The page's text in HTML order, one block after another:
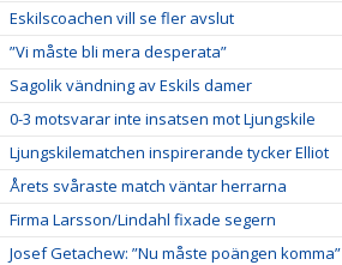
Eskilscoachen vill se fler avslut
”Vi måste bli mera desperata”
Sagolik vändning av Eskils damer
0-3 motsvarar inte insatsen mot Ljungskile
Ljungskilematchen inspirerande tycker Elliot
Årets svåraste match väntar herrarna
Firma Larsson/Lindahl fixade segern
Josef Getachew: ”Nu måste poängen komma”